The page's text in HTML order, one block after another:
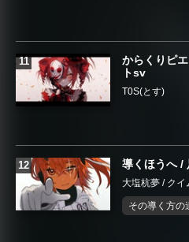
からくりピ
トsv
T0S(とす)
導くほうへ /
大塩杭夢 / クイ
その導く方の